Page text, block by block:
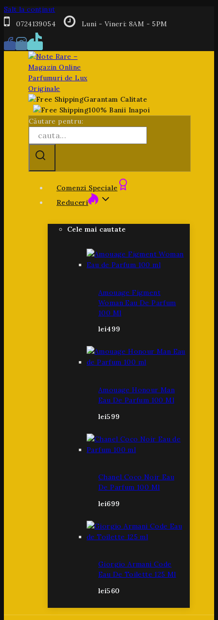
Salt la conținut
0724139054
Luni - Vineri: 8AM - 5PM
Garantam Calitate
100% Banii Inapoi
Căutare pentru:
Comenzi Speciale
Reduceri
Cele mai cautate
Amouage Figment
Woman Eau De Parfum
100 Ml
lei499
Amouage Honour Man
Eau De Parfum 100 Ml
lei599
Chanel Coco Noir Eau
De Parfum 100 Ml
lei699
Giorgio Armani Code
Eau De Toilette 125 Ml
lei560